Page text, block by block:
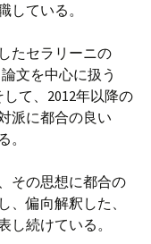
している。
たセラリーニの
論文を中心に扱う
て、2012年以降の
派に都合の良い
。
その思想に都合の
、偏向解釈した、
し続けている。